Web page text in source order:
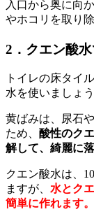
入口から奥に向
やホコリを取り
2．クエン酸
トイレの床タイ
水を使いましょう
黄ばみは、尿石
ため、 酸性のク
解して、綺麗に
クエン酸水は、
ますが、 水とク
簡単に作れます。